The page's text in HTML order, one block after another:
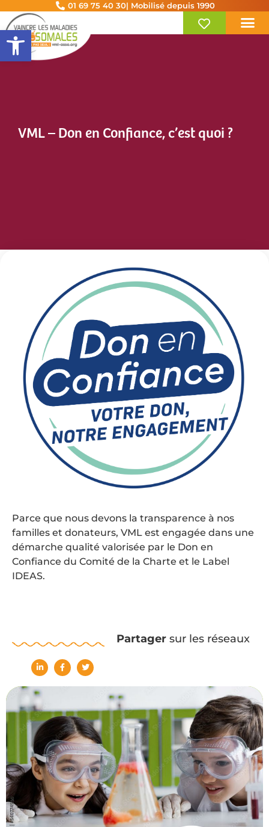
Ouvrir la barre d’outils
01 69 75 40 30| Mobilisé depuis 1990
VML – Don en Confiance, c’est quoi ?
Parce que nous devons la transparence à nos
familles et donateurs, VML est engagée dans une
démarche qualité valorisée par le Don en
Confiance du Comité de la Charte et le Label
IDEAS.
Partagersur les réseaux